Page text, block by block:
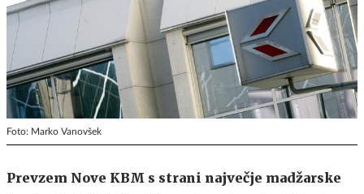
Foto: Marko Vanovšek
Prevzem Nove KBM s strani največje madžarske